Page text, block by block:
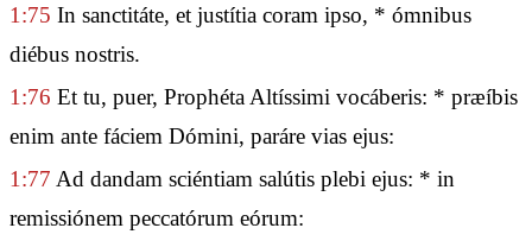
1:75 In sanctitáte, et justítia coram ipso, * ómnibus
diébus nostris.
1:76 Et tu, puer, Prophéta Altíssimi vocáberis: * præíbis
enim ante fáciem Dómini, paráre vias ejus:
1:77 Ad dandam sciéntiam salútis plebi ejus: * in
remissiónem peccatórum eórum: